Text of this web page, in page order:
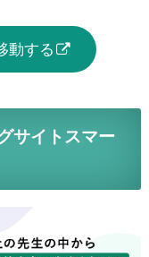
動する
サイトスマー